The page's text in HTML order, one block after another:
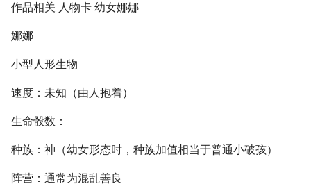
作品相关 人物卡 幼女娜娜
娜娜
小型人形生物
速度：未知（由人抱着）
生命骰数：
种族：神（幼女形态时，种族加值相当于普通小破孩）
阵营：通常为混乱善良